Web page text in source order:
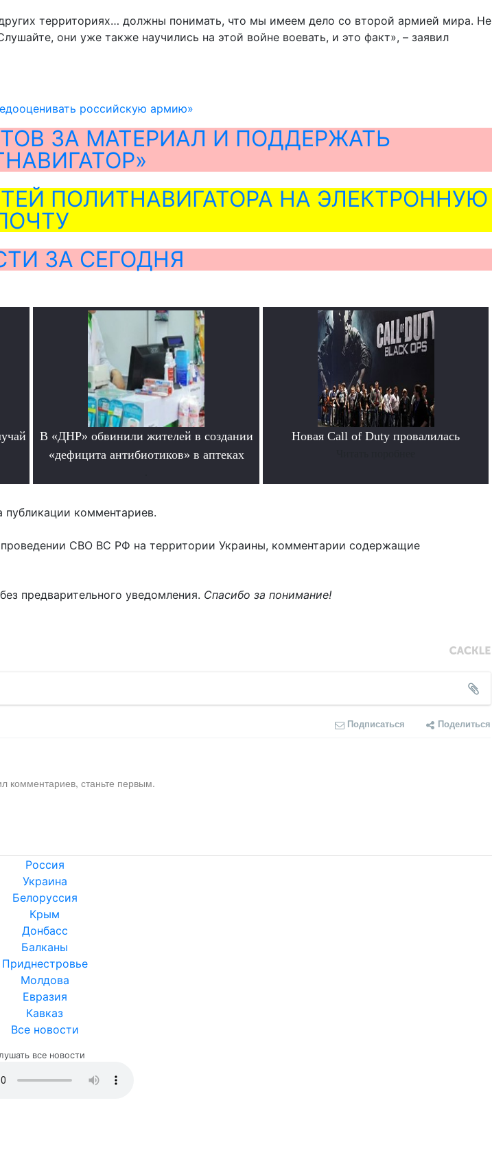
территориях… должны понимать, что мы имеем дело со второй армией мира. Не
они уже также научились на этой войне воевать, и это факт», – заявил
российскую армию»
ЗА МАТЕРИАЛ И ПОДДЕРЖАТЬ
ПОЛИТНАВИГАТОРА НА ЭЛЕКТРОННУЮ
ЗА СЕГОДНЯ
В «ДНР» обвинили жителей в создании
«дефицита антибиотиков» в аптеках
Новая Call of Duty провалилась
комментариев.
СВО ВС РФ на территории Украины, комментарии содержащие
предварительного уведомления. Спасибо за понимание!
Подписаться Поделиться
комментариев, станьте первым.
Россия
Украина
Белоруссия
Крым
Донбасс
Балканы
Приднестровье
Молдова
Евразия
Кавказ
Все новости
все новости